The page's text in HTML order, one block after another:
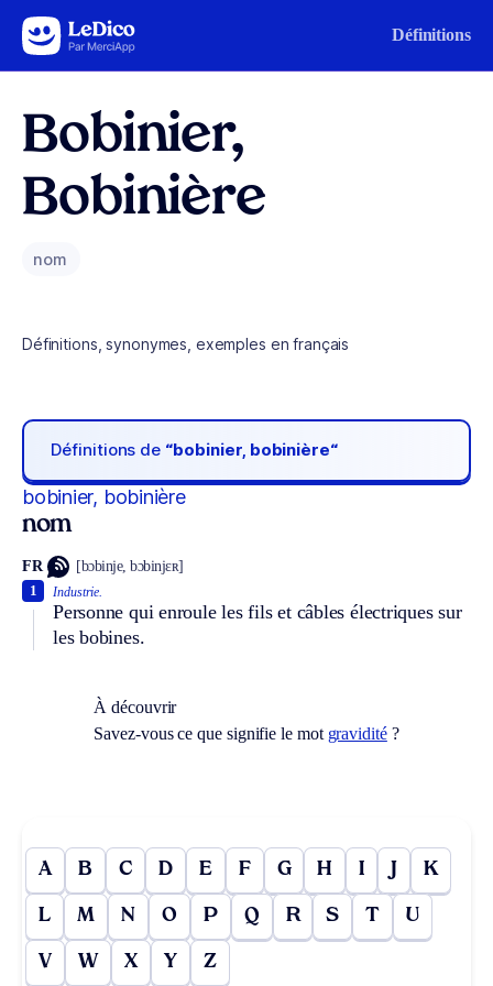
Aller au contenu Définitions
Bobinier,
Bobinière
nom
Définitions, synonymes, exemples en français
Définitions de “bobinier, bobinière“
bobinier, bobinière
nom
FR [bɔbinje, bɔbinjɛʀ]
Industrie.
Personne qui enroule les fils et câbles électriques sur
les bobines.
1
À découvrir
Savez-vous ce que signifie le mot gravidité?
A B C D E F G H I J K
L M N O P Q R S T U
V W X Y Z